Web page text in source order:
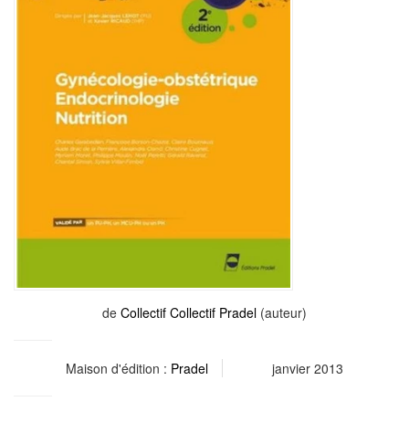
de Collectif Collectif Pradel (auteur)
Maison d'édition : Pradel janvier 2013